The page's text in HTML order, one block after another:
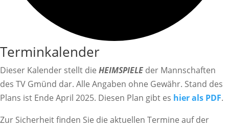
Terminkalender
Dieser Kalender stellt die HEIMSPIELE der Mannschaften
des TV Gmünd dar. Alle Angaben ohne Gewähr. Stand des
Plans ist Ende April 2025. Diesen Plan gibt es hier als PDF.
Zur Sicherheit finden Sie die aktuellen Termine auf der